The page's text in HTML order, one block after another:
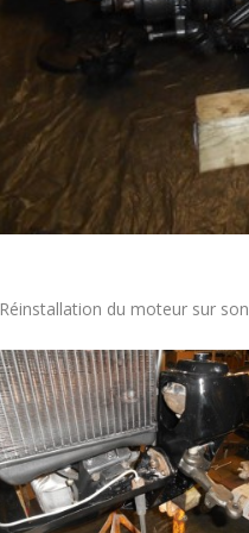
Réinstallation du moteur sur